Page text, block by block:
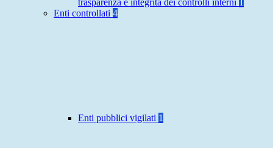
trasparenza e integrità dei controlli interni 1
Enti controllati 4
Enti pubblici vigilati 1